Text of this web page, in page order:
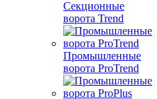
Секционные
ворота Trend
Промышленные
ворота ProTrend